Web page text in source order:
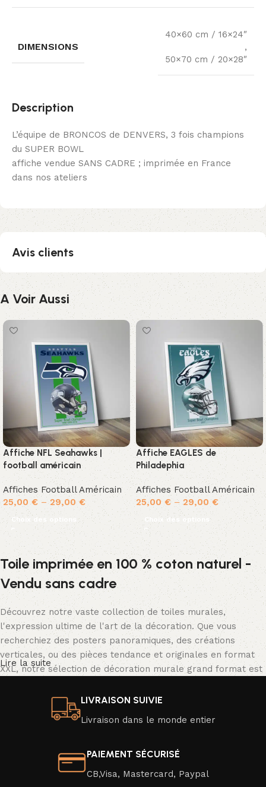
DIMENSIONS
40×60 cm / 16×24″
,
50×70 cm / 20×28″
Description
L’équipe de BRONCOS de DENVERS, 3 fois champions
du SUPER BOWL
affiche vendue SANS CADRE ; imprimée en France
dans nos ateliers
Avis clients
A Voir Aussi
Affiche NFL Seahawks |
football américain
Affiches Football Américain
25,00€ –29,00€
Choix des options
Affiche EAGLES de
Philadephia
Affiches Football Américain
25,00 € –29,00€
Choix des options
Toile imprimée en 100 % coton naturel -
Vendu sans cadre
Découvrez notre vaste collection de toiles murales,
l'expression ultime de l'art de la décoration. Que vous
recherchiez des posters panoramiques, des créations
verticales, ou des pièces tendance et originales en format
XXL, notre sélection de décoration murale grand format est
Nos posters se déclinent dans une palette de couleurs
vibrantes ou en noir et blanc classique, avec une résolution
réalisme saisissant. Transformez facilement l'ambiance de
votre intérieur en un clin d'œil en optant pour un nouveau
poster moderne ou une affiche au design captivant.
Lire la suite
LIVRAISON SUIVIE
Livraison dans le monde entier
PAIEMENT SÉCURISÉ
CB,Visa, Mastercard, Paypal